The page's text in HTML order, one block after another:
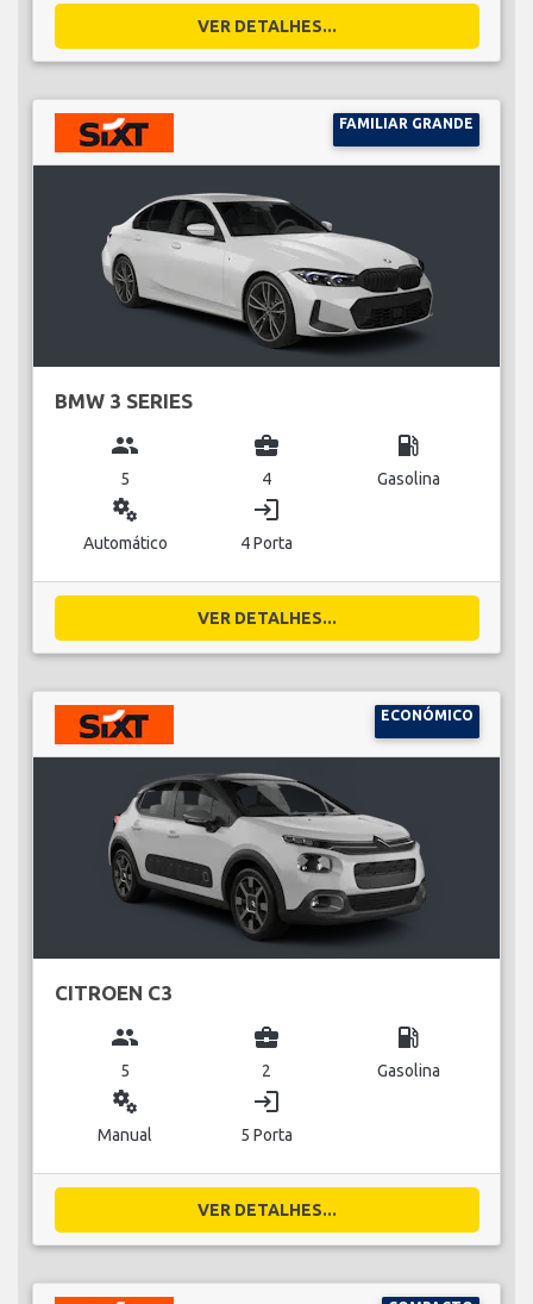
VER DETALHES...
FAMILIAR GRANDE
BMW 3 SERIES
group
5
business_center
4
local_gas_station
Gasolina
miscellaneous_services
Automático
login
4 Porta
VER DETALHES...
ECONÓMICO
CITROEN C3
group
5
business_center
2
local_gas_station
Gasolina
miscellaneous_services
Manual
login
5 Porta
VER DETALHES...